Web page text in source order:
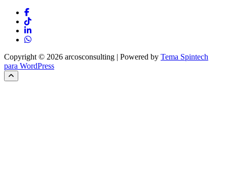
Copyright © 2026 arcosconsulting | Powered by Tema Spintech
para WordPress